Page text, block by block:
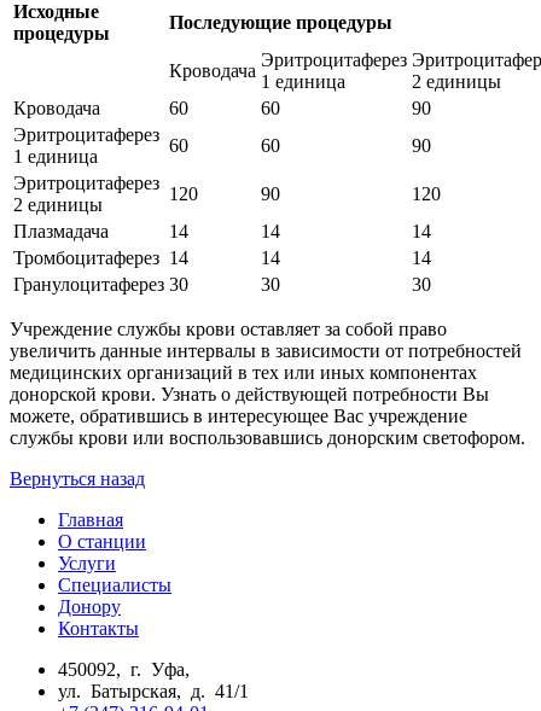
Исходные
процедуры
Последующие процедуры
Кроводача
Эритроцитаферез
1 единица
2 единицы
Кроводача
60 60
90
Эритроцитаферез
1 единица
60 60
90
Эритроцитаферез
2 единицы
120 90
120
Плазмадача
14 14
14
Тромбоцитаферез 14 14
14
Гранулоцитаферез 30 30 30
Учреждение службы крови оставляет за собой право
увеличить данные интервалы в зависимости от потребностей
медицинских организаций в тех или иных компонентах
донорской крови. Узнать о действующей потребности Вы
можете, обратившись в интересующее Вас учреждение
службы крови или воспользовавшись донорским светофором.
Вернуться назад
Главная
О станции
Услуги
Специалисты
Донору
Контакты
450092, г. Уфа,
ул. Батырская, д. 41/1